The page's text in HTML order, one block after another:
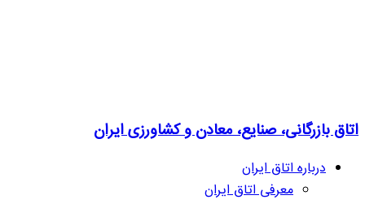
اتاق بازرگانی، صنایع، معادن و کشاورزی ایران
درباره اتاق ایران
معرفی اتاق ایران